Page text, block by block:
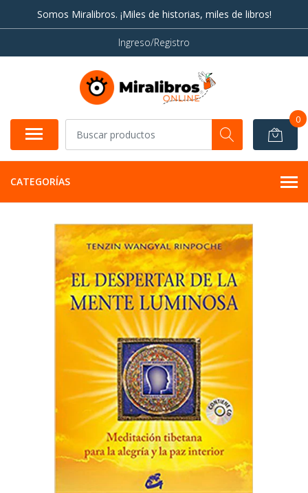
Somos Miralibros. ¡Miles de historias, miles de libros!
Ingreso/Registro
0
CATEGORÍAS